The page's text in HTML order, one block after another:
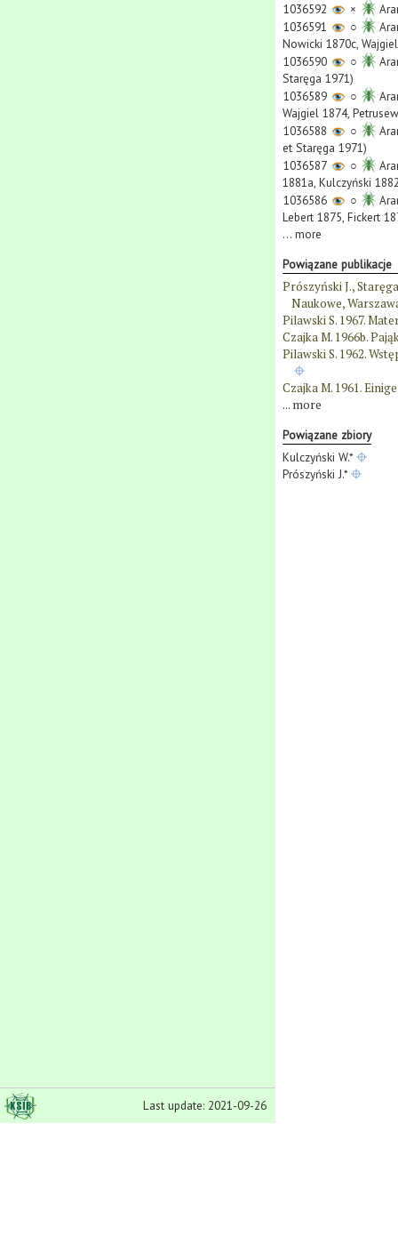
Last update: 2021-09-26
1036592
×
1036591
○
Nowicki 1870c,
1036590
○
Staręga 1971)
1036589
○
Wajgiel 1874,
1036588
○
et Staręga 1971)
1036587
○
1881a, Kulczyński
1036586
○
Lebert 1875, Fickert
... more
Powiązane publikacje
Prószyński J.,
Naukowe,
Pilawski S. 1967.
Czajka M. 1966b.
Pilawski S. 1962.
Czajka M. 1961.
... more
Powiązane zbiory
Kulczyński W.*
Prószyński J.*